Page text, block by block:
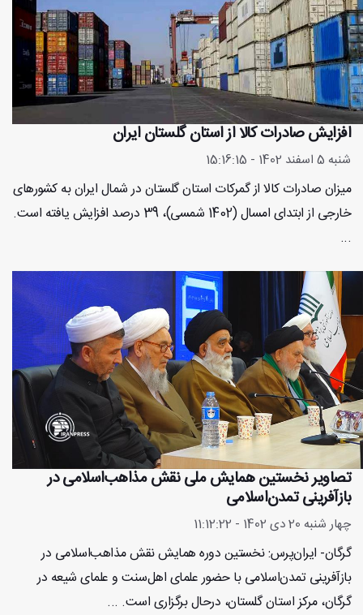
افزایش صادرات کالا از استان گلستان ایران
شنبه 5 اسفند 1402 - 15:16:15
میزان صادرات کالا از گمرکات استان گلستان در شمال ایران به کشورهای
خارجی از ابتدای امسال (1402 شمسی)، 39 درصد افزایش یافته است.
...
تصاویر نخستین همایش ملی نقش مذاهب‌اسلامی در
بازآفرینی تمدن‌اسلامی
چهار شنبه 20 دی 1402 - 11:12:22
گرگان- ایران‌پرس: نخستین دوره همایش نقش مذاهب‌اسلامی در
بازآفرینی تمدن‌اسلامی با حضور علمای اهل‌سنت و علمای شیعه در
گرگان، مرکز استان گلستان، درحال برگزاری است. ...